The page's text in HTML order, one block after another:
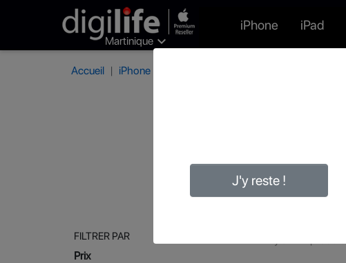
Martinique 
iPhone iPad
Accueil iPhone
FILTRER PAR
Prix
J'y reste !